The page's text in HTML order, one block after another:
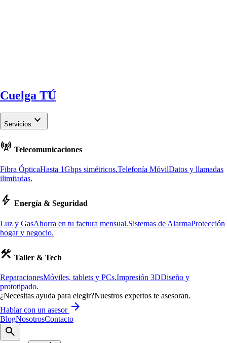
Cuelga TÚ
Servicios keyboard_arrow_down
cell_tower Telecomunicaciones
Fibra ÓpticaHasta 1Gbps simétricos.Telefonía MóvilDatos y llamadas
ilimitadas.
bolt Energía & Seguridad
Luz y GasAhorra en tu factura mensual.Sistemas de AlarmaProtección
hogar y negocio.
construction Taller & Tech
ReparacionesMóviles, tablets y PCs.Impresión 3DDiseño y
prototipado.
¿Necesitas ayuda para elegir?Nuestros expertos te asesoran.
Hablar con un asesor arrow_forward
BlogNosotrosContacto
search